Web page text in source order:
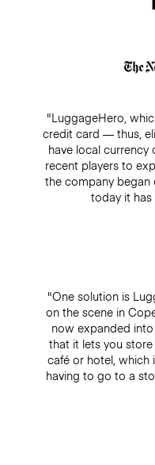
"LuggageHero,
credit card — thus,
have local
recent players to
the company began
today it
"One solution is
on the scene in
now expanded
that it lets you
café or hotel, which
having to go to a